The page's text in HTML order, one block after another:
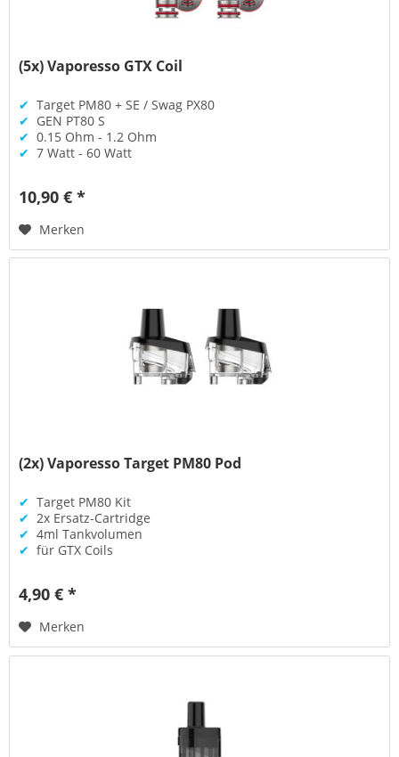
(5x) Vaporesso GTX Coil
✔ Target PM80 + SE / Swag PX80
✔ GEN PT80 S
✔ 0.15 Ohm - 1.2 Ohm
✔ 7 Watt - 60 Watt
10,90 € *
Merken
(2x) Vaporesso Target PM80 Pod
✔ Target PM80 Kit
✔ 2x Ersatz-Cartridge
✔ 4ml Tankvolumen
✔ für GTX Coils
4,90 € *
Merken